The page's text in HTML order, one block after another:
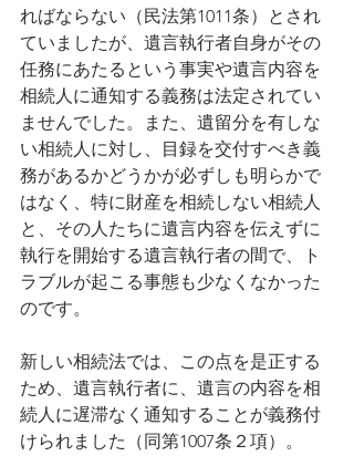
ればならない（民法第1011条）とされ
ていましたが、遺言執行者自身がその
任務にあたるという事実や遺言内容を
相続人に通知する義務は法定されてい
ませんでした。また、遺留分を有しな
い相続人に対し、目録を交付すべき義
務があるかどうかが必ずしも明らかで
はなく、特に財産を相続しない相続人
と、その人たちに遺言内容を伝えずに
執行を開始する遺言執行者の間で、ト
ラブルが起こる事態も少なくなかった
のです。
新しい相続法では、この点を是正する
ため、遺言執行者に、遺言の内容を相
続人に遅滞なく通知することが義務付
けられました（同第1007条２項）。